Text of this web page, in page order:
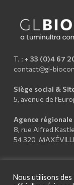
T. : + 33 (0)4 67
contact@gl-
Siège social &
5, avenue de
Agence régionale
8, rue Alfred
54 320
Nous utilisons